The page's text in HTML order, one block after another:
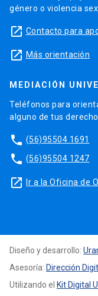
género o violencia
launch Contacto para
launch Más orientación
MEDIACIÓN
Teléfonos para
alguno de tus
phone (56)95504 1691
phone (56)95504 1247
launch Ir a la Oficina de
Diseño y desarrollo:
Asesoría: Dirección
Utilizando el Kit Digital